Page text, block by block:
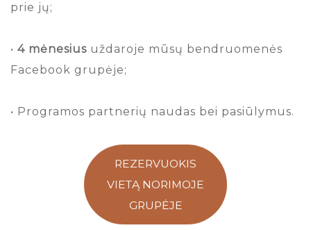
prie jų;
• 4 mėnesius uždaroje mūsų bendruomenės
Facebook grupėje;
• Programos partnerių naudas bei pasiūlymus.
REZERVUOKIS
VIETĄ NORIMOJE
GRUPĖJE